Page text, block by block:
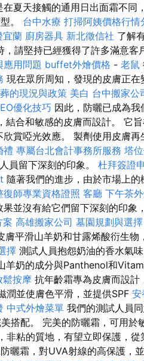
夏天接觸的通用日出面霜不同
。 台中水療 打掃阿姨價格行情
宜蘭 廚房器具 新北徵信社 了解
，請堅持已經獲得了許多滿意客
應用問題 buffet外燴價格 - 老鼠
現在眾所周知，發現的皮膚正在
的現況與政策 美白 台中搬家公
優化技巧 因此，防曬已成為
結合和敏感的皮膚而設計。 它
賞啞光效應。 製劑使用皮膚再
禮 專屬台北會計事務所服務 塔
員留下深刻的印象。 杜拜簽證
隨著我們的進步，由於市場上的
復師專業資格證照 客廳 下午茶
並沒有給它們留下深刻的印象
案 高雄搬家公司 墓園規劃與選擇
膚平滑山羊奶和甘露烯酸衍生物
擇 測試人員抱怨奶油的香水氣
羊奶的成分與Panthenol和
鬆按摩 抗年齡霜專為皮膚而設計
潤並使膚色平滑，並提供SPF 安
中式外燴菜單 我們的測試人員
搭配。 完美的防曬霜，可用於
非粘的質地，有望立即保護，
曬霜，對UVA射線的高保護，